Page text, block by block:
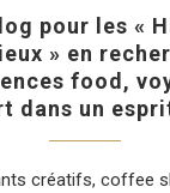
pour les «
» en
food,
dans un
créatifs, coffee